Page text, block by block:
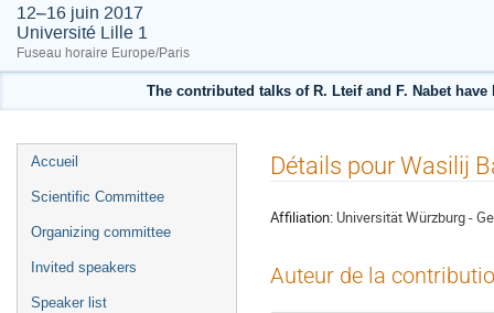
12–16 juin 2017
Université Lille 1
Fuseau horaire Europe/Paris
The contributed talks of R. Lteif and F. Nabet
Menu
de
Accueil
Scientific Committee
Organizing committee
Invited speakers
Speaker list
Détails pour Wasilij
Affiliation: Universität Würzburg -
Auteur de la